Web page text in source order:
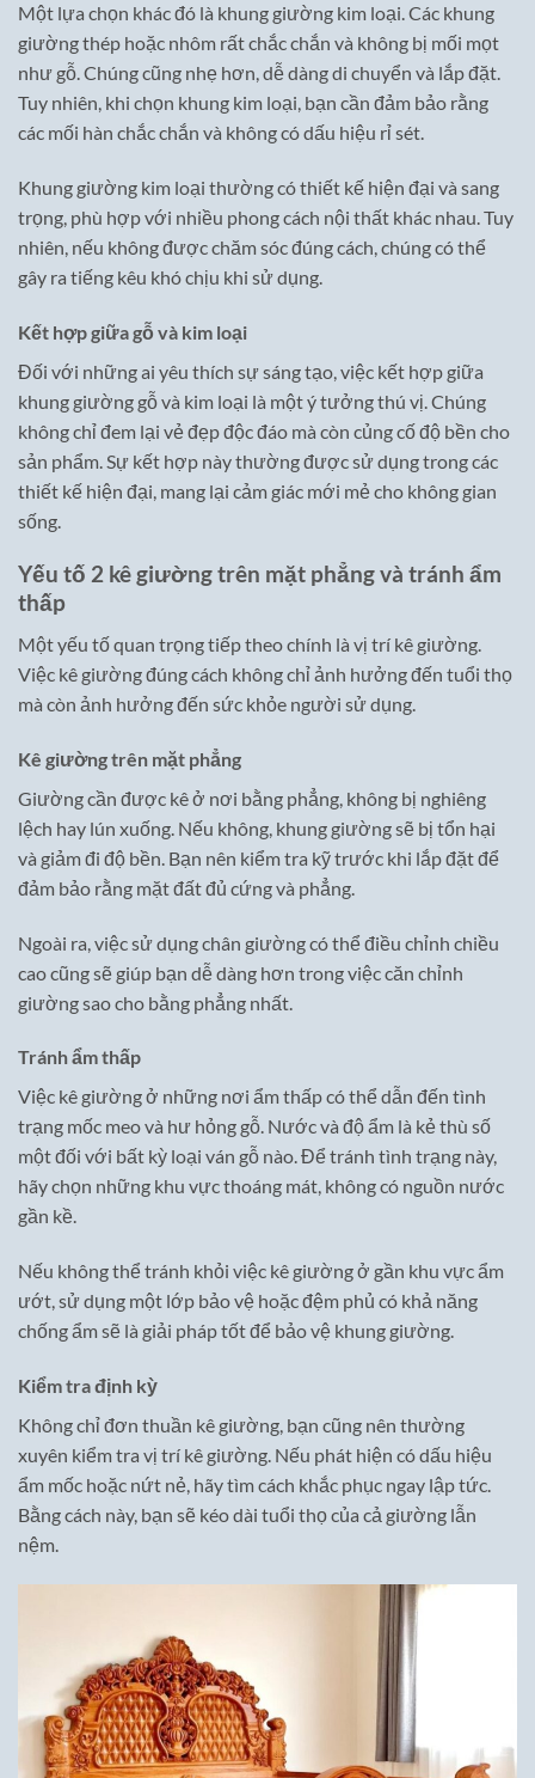
Một lựa chọn khác đó là khung giường kim loại. Các khung
giường thép hoặc nhôm rất chắc chắn và không bị mối mọt
như gỗ. Chúng cũng nhẹ hơn, dễ dàng di chuyển và lắp đặt.
Tuy nhiên, khi chọn khung kim loại, bạn cần đảm bảo rằng
các mối hàn chắc chắn và không có dấu hiệu rỉ sét.
Khung giường kim loại thường có thiết kế hiện đại và sang
trọng, phù hợp với nhiều phong cách nội thất khác nhau. Tuy
nhiên, nếu không được chăm sóc đúng cách, chúng có thể
gây ra tiếng kêu khó chịu khi sử dụng.
Kết hợp giữa gỗ và kim loại
Đối với những ai yêu thích sự sáng tạo, việc kết hợp giữa
khung giường gỗ và kim loại là một ý tưởng thú vị. Chúng
không chỉ đem lại vẻ đẹp độc đáo mà còn củng cố độ bền cho
sản phẩm. Sự kết hợp này thường được sử dụng trong các
thiết kế hiện đại, mang lại cảm giác mới mẻ cho không gian
sống.
Yếu tố 2 kê giường trên mặt phẳng và tránh ẩm
thấp
Một yếu tố quan trọng tiếp theo chính là vị trí kê giường.
Việc kê giường đúng cách không chỉ ảnh hưởng đến tuổi thọ
mà còn ảnh hưởng đến sức khỏe người sử dụng.
Kê giường trên mặt phẳng
Giường cần được kê ở nơi bằng phẳng, không bị nghiêng
lệch hay lún xuống. Nếu không, khung giường sẽ bị tổn hại
và giảm đi độ bền. Bạn nên kiểm tra kỹ trước khi lắp đặt để
đảm bảo rằng mặt đất đủ cứng và phẳng.
Ngoài ra, việc sử dụng chân giường có thể điều chỉnh chiều
cao cũng sẽ giúp bạn dễ dàng hơn trong việc căn chỉnh
giường sao cho bằng phẳng nhất.
Tránh ẩm thấp
Việc kê giường ở những nơi ẩm thấp có thể dẫn đến tình
trạng mốc meo và hư hỏng gỗ. Nước và độ ẩm là kẻ thù số
một đối với bất kỳ loại ván gỗ nào. Để tránh tình trạng này,
hãy chọn những khu vực thoáng mát, không có nguồn nước
gần kề.
Nếu không thể tránh khỏi việc kê giường ở gần khu vực ẩm
ướt, sử dụng một lớp bảo vệ hoặc đệm phủ có khả năng
chống ẩm sẽ là giải pháp tốt để bảo vệ khung giường.
Kiểm tra định kỳ
Không chỉ đơn thuần kê giường, bạn cũng nên thường
xuyên kiểm tra vị trí kê giường. Nếu phát hiện có dấu hiệu
ẩm mốc hoặc nứt nẻ, hãy tìm cách khắc phục ngay lập tức.
Bằng cách này, bạn sẽ kéo dài tuổi thọ của cả giường lẫn
nệm.